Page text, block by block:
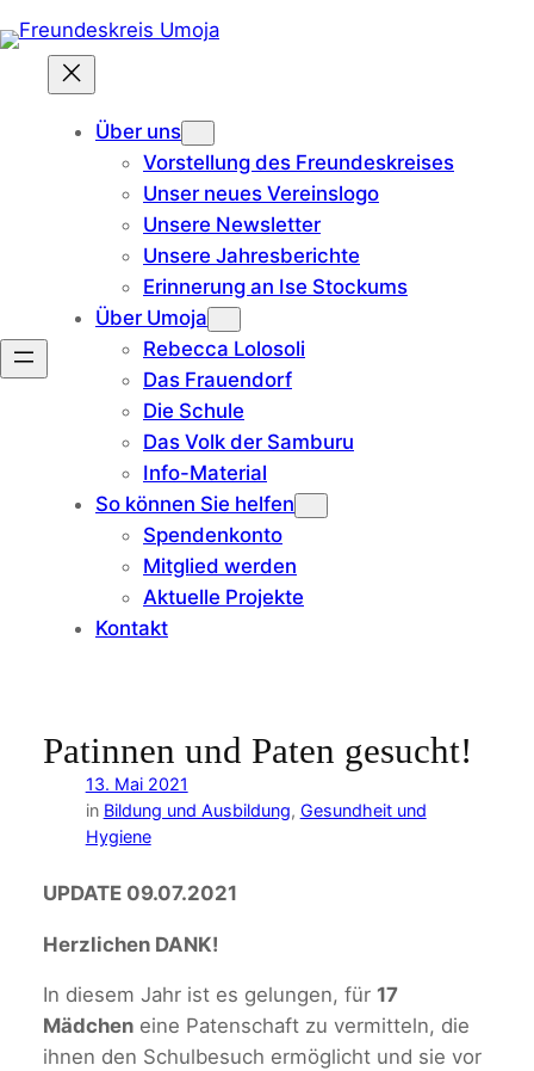
Inhalt
springen
Über uns
Vorstellung des Freundeskreises
Unser neues Vereinslogo
Unsere Newsletter
Unsere Jahresberichte
Erinnerung an Ise Stockums
Über Umoja
Rebecca Lolosoli
Das Frauendorf
Die Schule
Das Volk der Samburu
Info-Material
So können Sie helfen
Spendenkonto
Mitglied werden
Aktuelle Projekte
Kontakt
Patinnen und Paten gesucht!
13. Mai 2021
in Bildung und Ausbildung, Gesundheit und
Hygiene
UPDATE 09.07.2021
Herzlichen DANK!
In diesem Jahr ist es gelungen, für 17
Mädcheneine Patenschaft zu vermitteln, die
ihnen den Schulbesuch ermöglicht und sie vor